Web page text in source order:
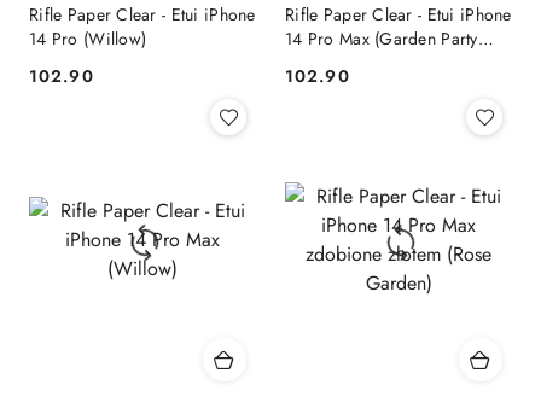
Rifle Paper Clear - Etui iPhone
14 Pro (Willow)
Cena:
102.90
Rifle Paper Clear - Etui iPhone
14 Pro Max (Garden Party
Cena:
102.90